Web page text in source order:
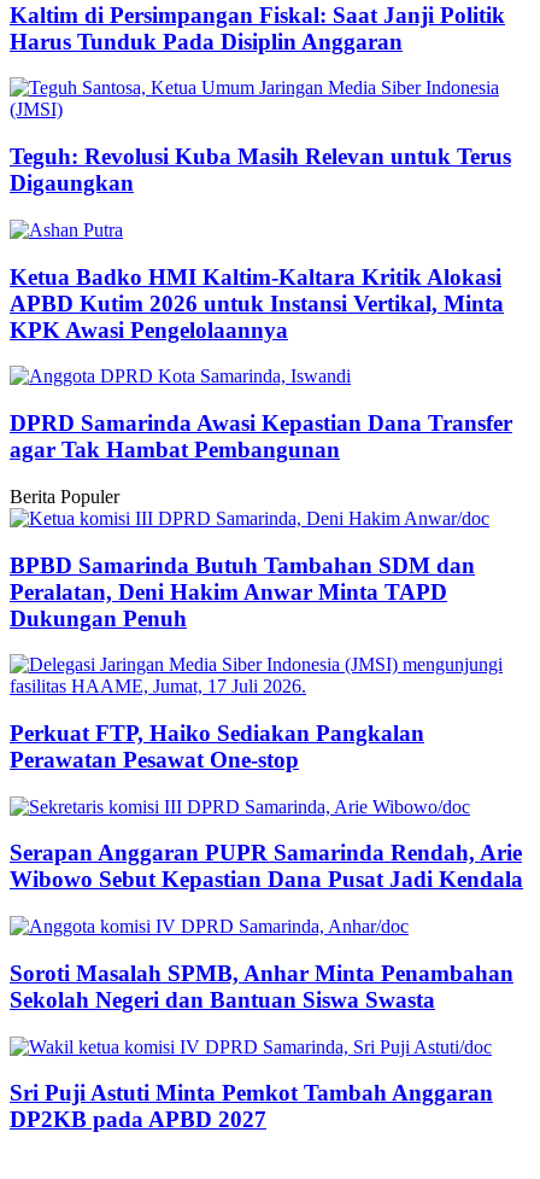
Kaltim di Persimpangan Fiskal: Saat Janji Politik
Harus Tunduk Pada Disiplin Anggaran
Teguh: Revolusi Kuba Masih Relevan untuk Terus
Digaungkan
Ketua Badko HMI Kaltim-Kaltara Kritik Alokasi
APBD Kutim 2026 untuk Instansi Vertikal, Minta
KPK Awasi Pengelolaannya
DPRD Samarinda Awasi Kepastian Dana Transfer
agar Tak Hambat Pembangunan
Berita Populer
BPBD Samarinda Butuh Tambahan SDM dan
Peralatan, Deni Hakim Anwar Minta TAPD
Dukungan Penuh
Perkuat FTP, Haiko Sediakan Pangkalan
Perawatan Pesawat One-stop
Serapan Anggaran PUPR Samarinda Rendah, Arie
Wibowo Sebut Kepastian Dana Pusat Jadi Kendala
Soroti Masalah SPMB, Anhar Minta Penambahan
Sekolah Negeri dan Bantuan Siswa Swasta
Sri Puji Astuti Minta Pemkot Tambah Anggaran
DP2KB pada APBD 2027